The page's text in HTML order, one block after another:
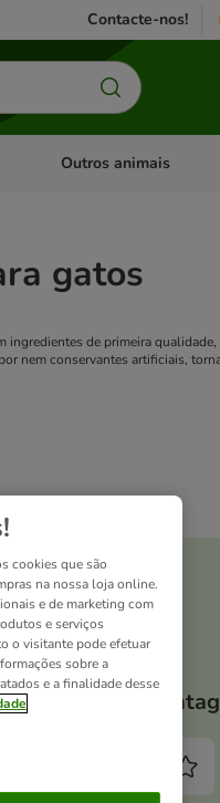
Contacte-nos!
Roedores
Abrir menu de categoria:
Outros animais
gatos
ingredientes de primeira
nem conservantes artificiais,
As
cookies que são
na nossa loja online.
e de marketing com
e serviços
o visitante pode efetuar
sobre a
e a finalidade desse